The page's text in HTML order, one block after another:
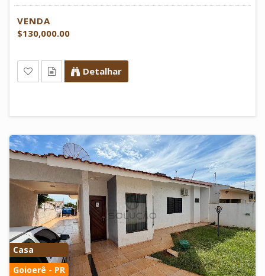
VENDA
$130,000.00
Detalhar
Casa
Goioerê - PR